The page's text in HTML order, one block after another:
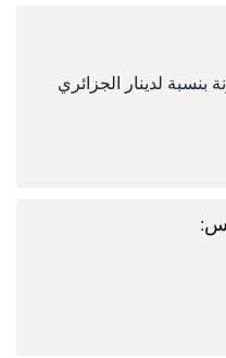
بنسبة لدينار الجزائري
: